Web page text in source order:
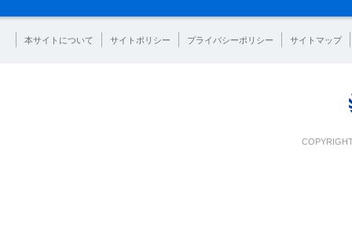
本サイトについて サイトポリシー プライバシーポリシー サイトマップ